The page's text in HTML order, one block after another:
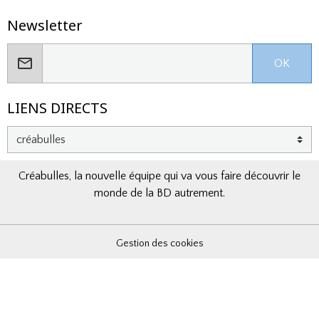
libertés individuelles bafouées, les victimes réduites au
où l’intime croise le politique. Lenoir, plus idéaliste que
forment un duo profondément humain et vont peu à peu
passé.
Riche, fin et expressif, le dessin de
visages tendus, tout contribue à donner au récit une
Newsletter
OK
LIENS DIRECTS
Créabulles, la nouvelle équipe qui va vous faire découvrir le
monde de la BD autrement.
Gestion des cookies